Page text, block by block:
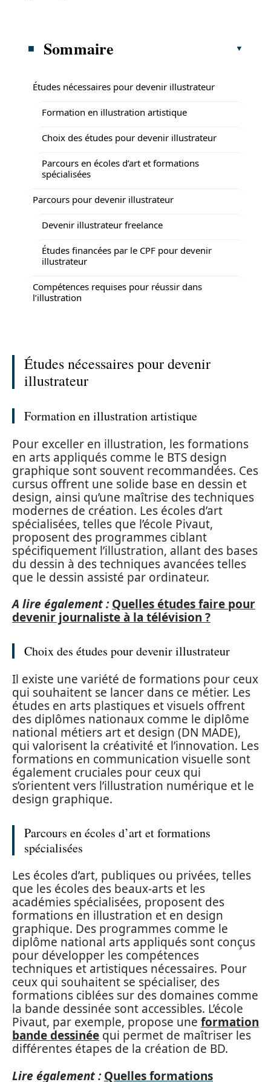
Sommaire
Études nécessaires pour devenir illustrateur
Formation en illustration artistique
Choix des études pour devenir illustrateur
Parcours en écoles d’art et formations
spécialisées
Parcours pour devenir illustrateur
Devenir illustrateur freelance
Études financées par le CPF pour devenir
illustrateur
Compétences requises pour réussir dans
l’illustration
Études nécessaires pour devenir
illustrateur
Formation en illustration artistique
Pour exceller en illustration, les formations
en arts appliqués comme le BTS design
graphique sont souvent recommandées. Ces
cursus offrent une solide base en dessin et
design, ainsi qu’une maîtrise des techniques
modernes de création. Les écoles d’art
spécialisées, telles que l’école Pivaut,
proposent des programmes ciblant
spécifiquement l’illustration, allant des bases
du dessin à des techniques avancées telles
que le dessin assisté par ordinateur.
A lire également : Quelles études faire pour
devenir journaliste à la télévision ?
Choix des études pour devenir illustrateur
Il existe une variété de formations pour ceux
qui souhaitent se lancer dans ce métier. Les
études en arts plastiques et visuels offrent
des diplômes nationaux comme le diplôme
national métiers art et design (DN MADE),
qui valorisent la créativité et l’innovation. Les
formations en communication visuelle sont
également cruciales pour ceux qui
s’orientent vers l’illustration numérique et le
design graphique.
Parcours en écoles d’art et formations
spécialisées
Les écoles d’art, publiques ou privées, telles
que les écoles des beaux-arts et les
académies spécialisées, proposent des
formations en illustration et en design
graphique. Des programmes comme le
diplôme national arts appliqués sont conçus
pour développer les compétences
techniques et artistiques nécessaires. Pour
ceux qui souhaitent se spécialiser, des
formations ciblées sur des domaines comme
la bande dessinée sont accessibles. L’école
Pivaut, par exemple, propose une formation
bande dessinée qui permet de maîtriser les
différentes étapes de la création de BD.
Lire également : Quelles formations